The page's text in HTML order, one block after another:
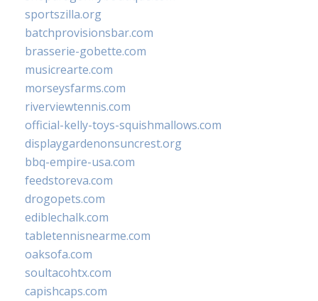
sportszilla.org
batchprovisionsbar.com
brasserie-gobette.com
musicrearte.com
morseysfarms.com
riverviewtennis.com
official-kelly-toys-squishmallows.com
displaygardenonsuncrest.org
bbq-empire-usa.com
feedstoreva.com
drogopets.com
ediblechalk.com
tabletennisnearme.com
oaksofa.com
soultacohtx.com
capishcaps.com